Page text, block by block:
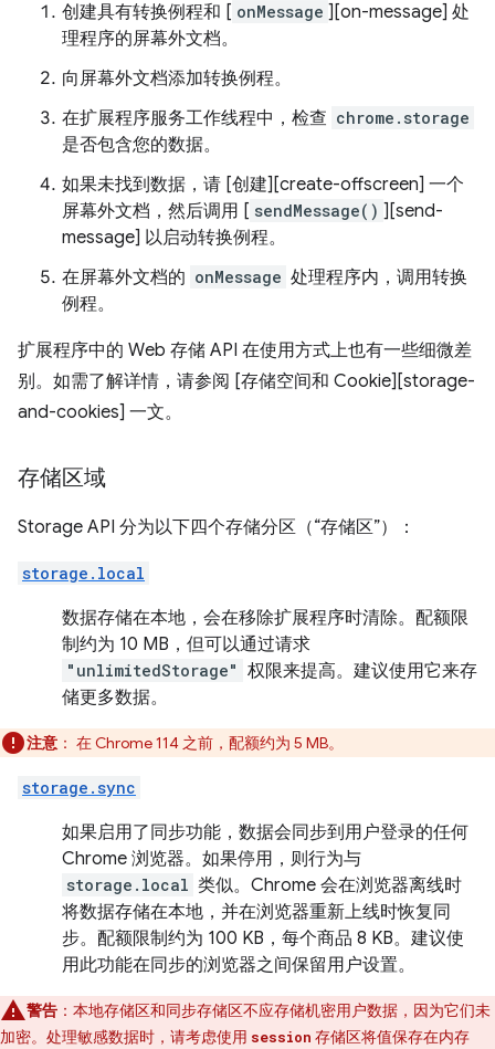
创建具有转换例程和 [ onMessage ][on-message] 处
理程序的屏幕外文档。
向屏幕外文档添加转换例程。
在扩展程序服务工作线程中，检查 chrome.storage
是否包含您的数据。
如果未找到数据，请 [创建][create-offscreen] 一个
屏幕外文档，然后调用 [ sendMessage() ][send-
message] 以启动转换例程。
在屏幕外文档的 onMessage 处理程序内，调用转换
例程。
扩展程序中的 Web 存储 API 在使用方式上也有一些细微差
别。如需了解详情，请参阅 [存储空间和 Cookie][storage-
and-cookies] 一文。
存储区域
Storage API 分为以下四个存储分区（“存储区”）：
storage.local
数据存储在本地，会在移除扩展程序时清除。配额限
制约为 10 MB，但可以通过请求
"unlimitedStorage" 权限来提高。建议使用它来存
储更多数据。
注意 ： 在 Chrome 114 之前，配额约为 5 MB。
storage.sync
如果启用了同步功能，数据会同步到用户登录的任何
Chrome 浏览器。如果停用，则行为与
storage.local 类似。Chrome 会在浏览器离线时
将数据存储在本地，并在浏览器重新上线时恢复同
步。配额限制约为 100 KB，每个商品 8 KB。建议使
用此功能在同步的浏览器之间保留用户设置。
警告 ：本地存储区和同步存储区不应存储机密用户数据，因为它们未
加密。处理敏感数据时，请考虑使用 session 存储区将值保存在内存